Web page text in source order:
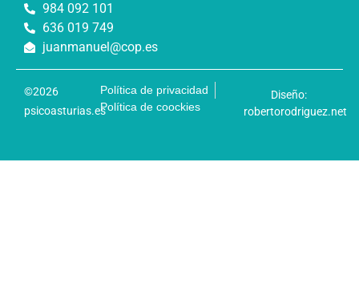
984 092 101
636 019 749
juanmanuel@cop.es
©2026
psicoasturias.es
Política de privacidad
Política de coockies
Diseño:
robertorodriguez.net